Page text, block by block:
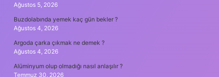
Ağustos 5, 2026
Buzdolabında yemek kaç gün bekler ?
Ağustos 4, 2026
Argoda çarka çıkmak ne demek ?
Ağustos 4, 2026
Alüminyum olup olmadığı nasıl anlaşılır ?
Temmuz 30, 2026